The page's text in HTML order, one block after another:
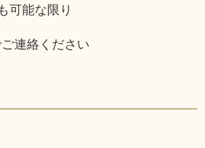
可能な限り
連絡ください